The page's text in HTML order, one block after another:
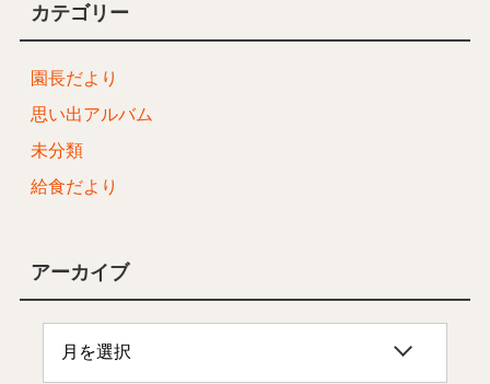
カテゴリー
園長だより
思い出アルバム
未分類
給食だより
アーカイブ